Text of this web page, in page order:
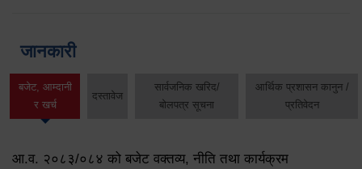
जानकारी
बजेट, आम्दानी
र खर्च
दस्तावेज
सार्वजनिक खरिद/
बोलपत्र सूचना
आर्थिक प्रशासन कानुन /
प्रतिवेदन
आ.व. २०८३/०८४ को बजेट वक्तव्य, नीति तथा कार्यक्रम